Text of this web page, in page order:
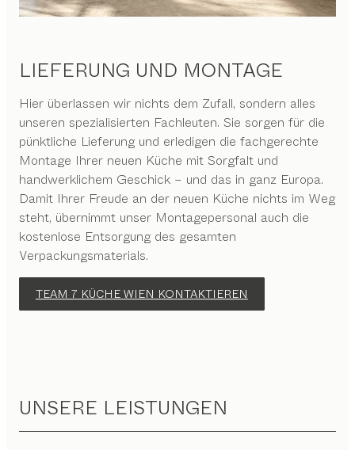
LIEFERUNG UND MONTAGE
Hier überlassen wir nichts dem Zufall, sondern alles
unseren spezialisierten Fachleuten. Sie sorgen für die
pünktliche Lieferung und erledigen die fachgerechte
Montage Ihrer neuen Küche mit Sorgfalt und
handwerklichem Geschick – und das in ganz Europa.
Damit Ihrer Freude an der neuen Küche nichts im Weg
steht, übernimmt unser Montagepersonal auch die
kostenlose Entsorgung des gesamten
Verpackungsmaterials.
TEAM 7 KÜCHE WIEN KONTAKTIEREN
UNSERE LEISTUNGEN